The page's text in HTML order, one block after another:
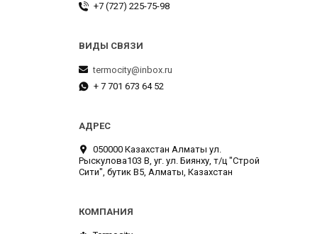
+7 (727) 225-75-98
termocity@inbox.ru
+ 7 701 673 64 52
050000 Казахстан Алматы ул.
Рыскулова103 В, уг. ул. Биянху, т/ц "Строй
Сити", бутик В5, Алматы, Казахстан